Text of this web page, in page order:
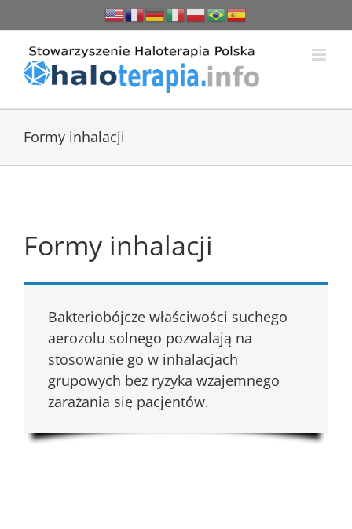
Formy inhalacji
Formy inhalacji
Bakteriobójcze właściwości suchego
aerozolu solnego pozwalają na
stosowanie go w inhalacjach
grupowych bez ryzyka wzajemnego
zarażania się pacjentów.